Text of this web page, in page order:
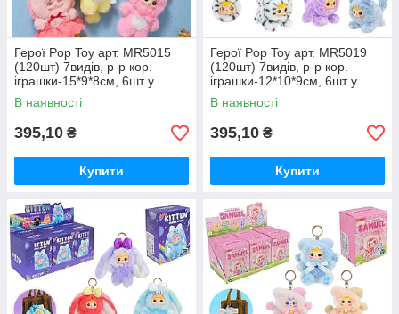
Герої Pop Toy арт. MR5015
(120шт) 7видів, р-р кор.
іграшки-15*9*8см, 6шт у
дисплей боксі 28*17*28см
В наявності
395,10 ₴
Купити
Герої Pop Toy арт. MR5019
(120шт) 7видів, р-р кор.
іграшки-12*10*9см, 6шт у
дисплей боксі 31*18,5*28см
В наявності
395,10 ₴
Купити